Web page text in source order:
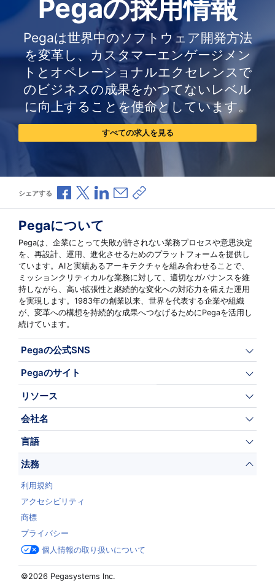
Pegaの採用情報
Pegaは世界中のソフトウェア開発方法
を変革し、カスタマーエンゲージメン
トとオペレーショナルエクセレンスで
のビジネスの成果をかつてないレベル
に向上することを使命としています。
すべての求人を見る
シェアする Facebookで共有
Xで共有LinkedInで共有
メールで共有
共有リンクをコピー
Pegaについて
Pegaは、企業にとって失敗が許されない業務プロセスや意思決定
を、再設計、運用、進化させるためのプラットフォームを提供し
ています。AIと実績あるアーキテクチャを組み合わせることで、
ミッションクリティカルな業務に対して、適切なガバナンスを維
持しながら、高い拡張性と継続的な変化への対応力を備えた運用
を実現します。1983年の創業以来、世界を代表する企業や組織
が、変革への構想を持続的な成果へつなげるためにPegaを活用し
続けています。
Pegaの公式SNS
Pegaのサイト
リソース
会社名
言語
法務
利用規約
アクセシビリティ
商標
プライバシー
個人情報の取り扱いについて
©2026 Pegasystems Inc.